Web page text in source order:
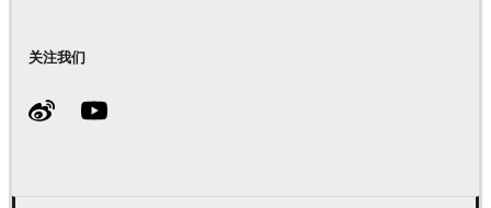
关注我们